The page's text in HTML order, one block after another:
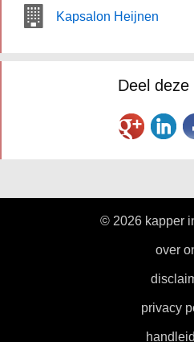
Kapsalon Heijnen
Deel deze
© 2026 kapper
over
privacy